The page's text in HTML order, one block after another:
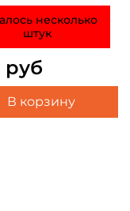
несколько
штук
руб
В корзину